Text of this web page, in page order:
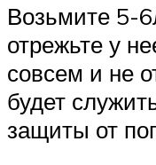
Возьмите 5-
отрежьте у
совсем и не
будет
защиты от